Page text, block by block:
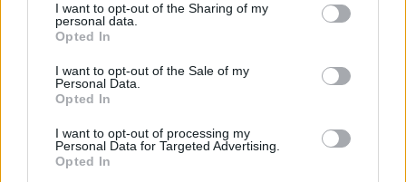
I want to opt-out of the Sharing of my
personal data.
Opted In
I want to opt-out of the Sale of my
Personal Data.
Opted In
I want to opt-out of processing my
Personal Data for Targeted Advertising.
Opted In